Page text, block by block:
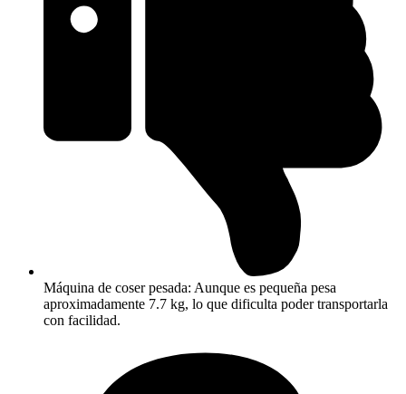
Máquina de coser pesada: Aunque es pequeña pesa
aproximadamente 7.7 kg, lo que dificulta poder transportarla
con facilidad.